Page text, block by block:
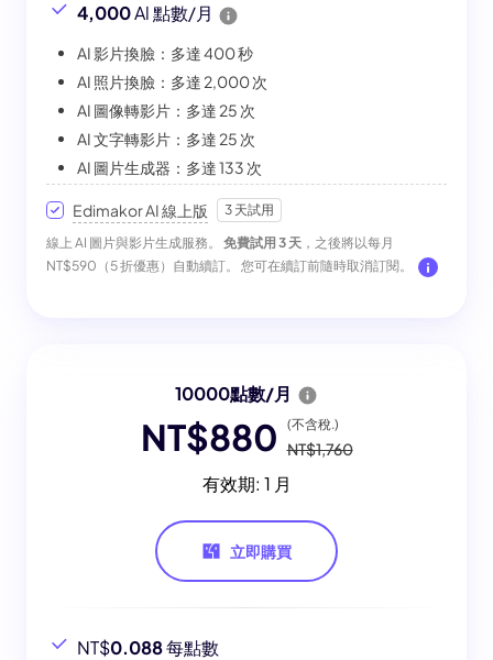
4,000Al 點數/月
AI 影片換臉：多達 400 秒
AI 照片換臉：多達 2,000 次
AI 圖像轉影片：多達 25 次
AI 文字轉影片：多達 25 次
AI 圖片生成器：多達 133 次
Edimakor AI 線上版
3 天試用
線上 AI 圖片與影片生成服務。 免費試用 3 天 ，之後將以每月
NT$590（5 折優惠）自動續訂。 您可在續訂前隨時取消訂閱。
10000點數/月
NT$880 (不含稅.)
NT$1,760
有效期: 1 月
立即購買
NT$0.088每點數